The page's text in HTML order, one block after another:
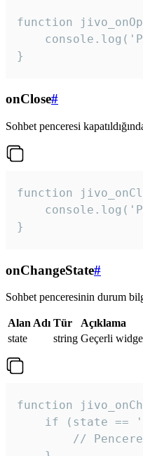
function
}
onClose#
Sohbet penceresi
function
}
onChangeState#
Sohbet penceresinin durum
Alan Adı Tür
Açıklama
state
string Geçerli
function
if (state ==
//